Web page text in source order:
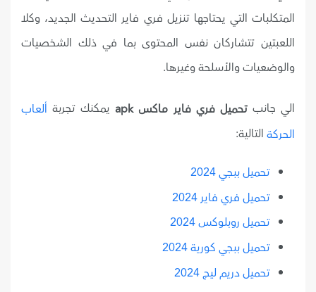
المتكلبات التي يحتاجها تنزيل فري فاير التحديث الجديد، وكلا
اللعبتين تتشاركان نفس المحتوى بما في ذلك الشخصيات
والوضعيات والأسلحة وغيرها.
الي جانبتحميل فري فاير ماكس apk يمكنك تجربة ألعاب
الحركة التالية:
تحميل ببجي 2024
تحميل فري فاير 2024
تحميل روبلوكس 2024
تحميل ببجي كورية 2024
تحميل دريم ليج 2024